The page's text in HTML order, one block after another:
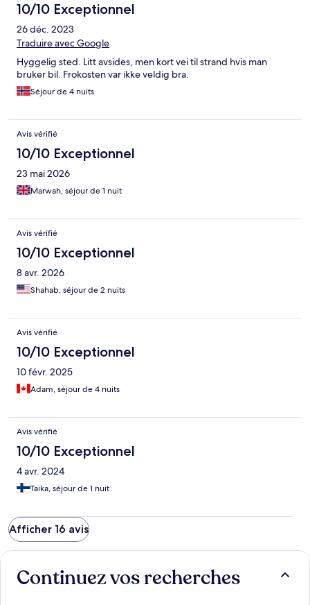
10/10 Exceptionnel
26 déc. 2023
Traduire avec Google
Hyggelig sted. Litt avsides, men kort vei til strand hvis man
bruker bil. Frokosten var ikke veldig bra.
Séjour de 4 nuits
Avis vérifié
10/10 Exceptionnel
23 mai 2026
Marwah, séjour de 1 nuit
Avis vérifié
10/10 Exceptionnel
8 avr. 2026
Shahab, séjour de 2 nuits
Avis vérifié
10/10 Exceptionnel
10 févr. 2025
Adam, séjour de 4 nuits
Avis vérifié
10/10 Exceptionnel
4 avr. 2024
Taika, séjour de 1 nuit
Afficher 16 avis
Continuez vos recherches